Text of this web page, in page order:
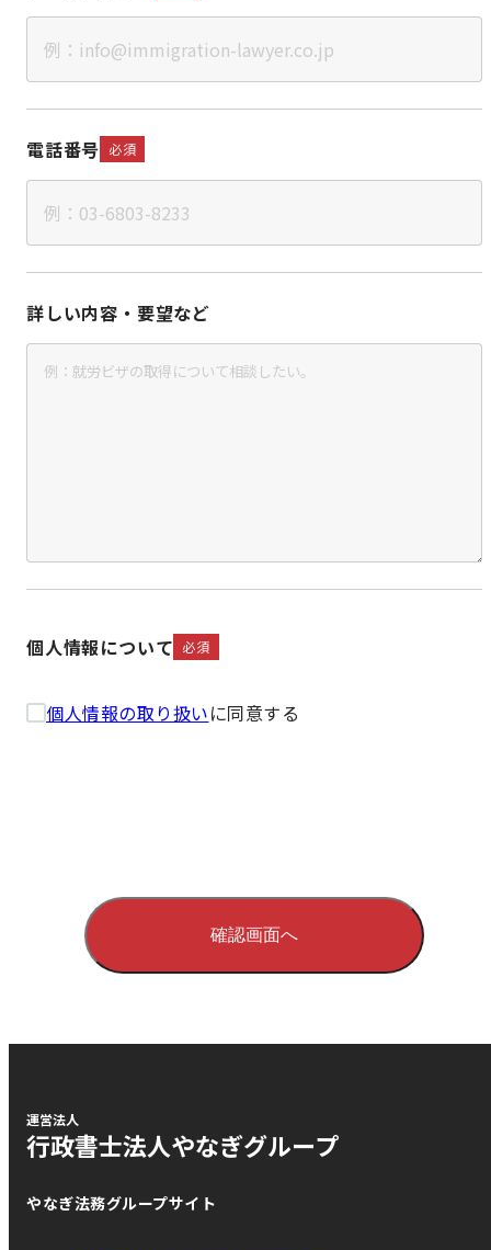
電話番号 必須
詳しい内容・要望など
個人情報について 必須
個人情報の取り扱いに同意する
確認画面へ
運営法人
行政書士法人やなぎグループ
やなぎ法務グループサイト